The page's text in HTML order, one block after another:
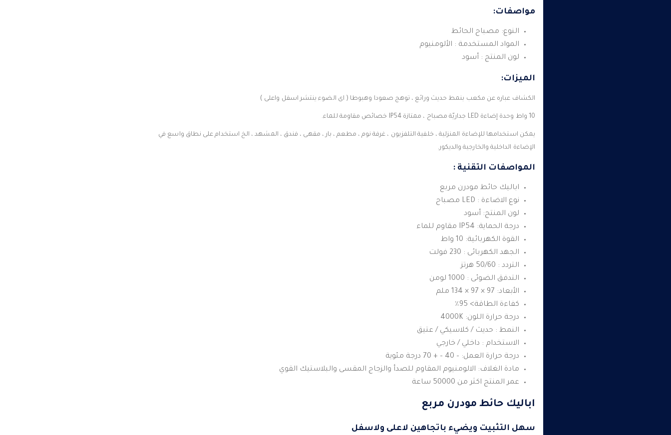
مواصفات:
النوع: مصباح الحائط
المواد المستخدمة : الألومنيوم
لون المنتج : أسود
الميزات:
الكشاف عباره عن مكعب بنمط حديث ورائع ، توهج صعودا وهبوطا ( اى الضوء ينتشر اسفل واعلى )
10 واط وحدة إضاءة LED جداريّة مصباح ، ممتازة IP54 خصائص مقاومة للماء.
يمكن استخدامها للإضاءة المنزلية ، خلفية التلفزيون ، غرفة نوم ، مطعم ، بار ، مقهى ، فندق ، المشهد ، الخ استخدام على نطاق واسع في
الإضاءة الداخلية والخارجية والديكور.
المواصفات التقنية :
اباليك حائط مودرن مربع
نوع الاضاءة : LED مصباح
لون المنتج: أسود
درجة الحماية: IP54 مقاوم للماء
القوة الكهربائية: 10 واط
الجهد الكهربائى : 230 فولت
التردد : 50/60 هرتز
التدفق الضوئى : 1000 لومن
الأبعاد: 97 × 97 × 134 ملم
كفاءة الطاقة> 95٪
درجة حرارة اللون: 4000K
النمط : حديث / كلاسيكي / عتيق
الاستخدام : داخلي / خارجي
درجة حرارة العمل: – 40 – + 70 درجة مئوية
مادة الغلاف: الالومنيوم المقاوم للصدأ والزجاج المقسى والبلاستيك القوي
عمر المنتج اكثر من 50000 ساعة
اباليك حائط مودرن مربع
سهل التثبيت ويضيء باتجاهين لاعلى ولاسفل